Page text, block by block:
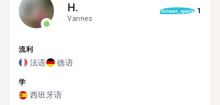
H.
Vannes
format_quote 1
流利
法语 德语
学
西班牙语